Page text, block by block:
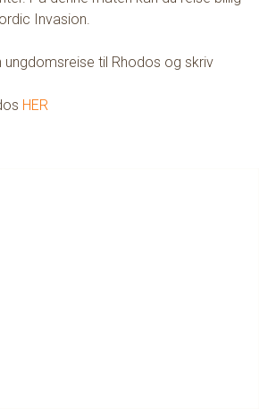
Invasion.
ungdomsreise til Rhodos og skriv
HER